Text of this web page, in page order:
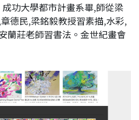
功大學都市計畫系畢,師從梁
德民,梁銘毅教授習素描,水彩,
蘭莊老師習書法。金世紀畫會